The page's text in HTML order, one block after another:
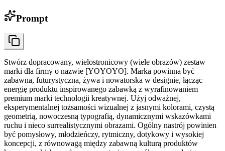
Prompt
Stwórz dopracowany, wielostronicowy (wiele obrazów) zestaw
marki dla firmy o nazwie [YOYOYO]. Marka powinna być
zabawna, futurystyczna, żywa i nowatorska w designie, łącząc
energię produktu inspirowanego zabawką z wyrafinowaniem
premium marki technologii kreatywnej. Użyj odważnej,
eksperymentalnej tożsamości wizualnej z jasnymi kolorami, czystą
geometrią, nowoczesną typografią, dynamicznymi wskazówkami
ruchu i nieco surrealistycznymi obrazami. Ogólny nastrój powinien
być pomysłowy, młodzieńczy, rytmiczny, dotykowy i wysokiej
koncepcji, z równowagą między zabawną kulturą produktów